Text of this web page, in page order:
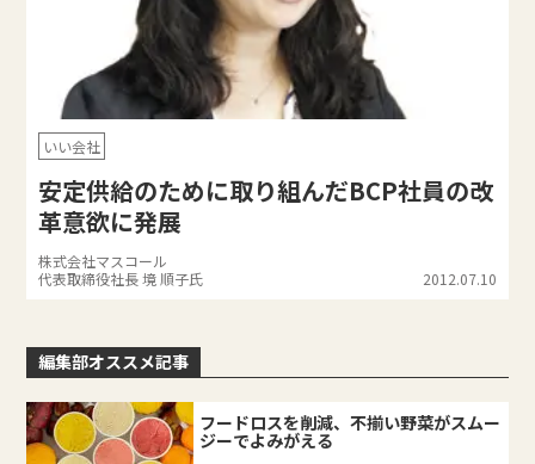
いい会社
安定供給のために取り組んだBCP社員の改
革意欲に発展
株式会社マスコール
代表取締役社長 境 順子氏
2012.07.10
編集部オススメ記事
フードロスを削減、不揃い野菜がスムー
ジーでよみがえる